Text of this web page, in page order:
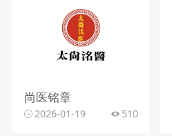
尚医铭章
2026-01-19 510